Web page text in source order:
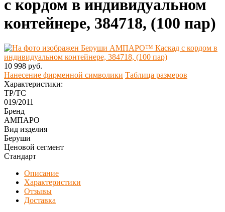
с кордом в индивидуальном
контейнере, 384718, (100 пар)
10 998 руб.
Нанесение фирменной символики Таблица размеров
Характеристики:
ТР/ТС
019/2011
Бренд
АМПАРО
Вид изделия
Беруши
Ценовой сегмент
Стандарт
Описание
Характеристики
Отзывы
Доставка